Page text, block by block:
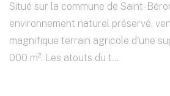
Situé sur la commune de Saint-
environnement naturel préservé,
magnifique terrain agricole d'une
000 m². Les atouts du t...